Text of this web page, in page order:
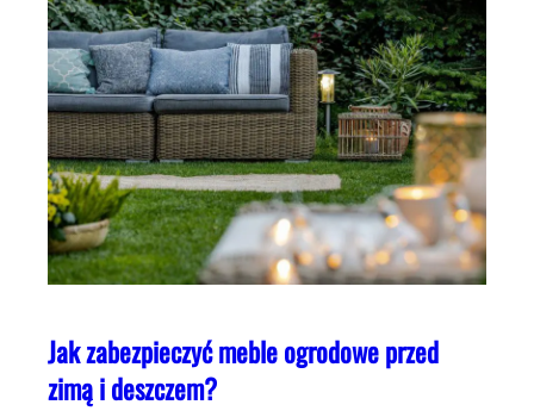
Jak zabezpieczyć meble ogrodowe przed
zimą i deszczem?